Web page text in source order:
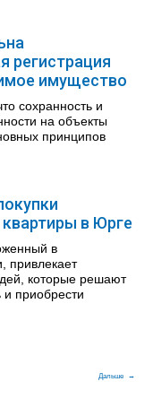
регистрация
имущество
сохранность и
на объекты
принципов
в Юрге
в
привлекает
которые решают
и приобрести
Дальше